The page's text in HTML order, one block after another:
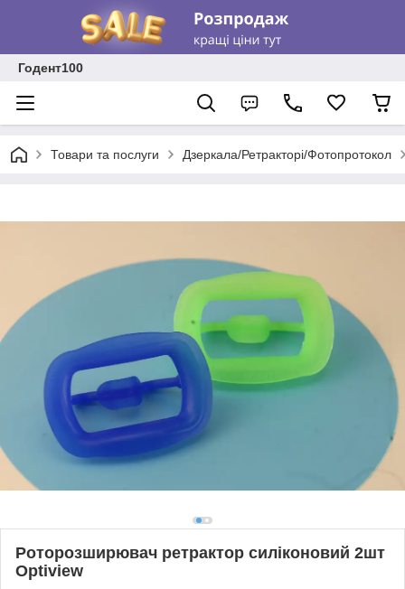
Годент100
Товари та послуги Дзеркала/Ретракторі/Фотопротокол
Роторозширювач ретрактор силіконовий 2шт
Optiview